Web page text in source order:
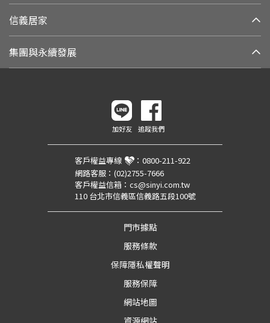
信義居家
集團與永續發展
加好友 追蹤我們
客戶權益專線 ： 0800-211-922
網路客服： (02)2755-7666
客戶權益信箱： cs@sinyi.com.tw
110 台北市信義區信義路五段100號
門市據點
服務條款
保障隱私權聲明
服務保障
網站地圖